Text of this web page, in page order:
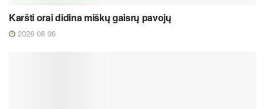
Karšti orai didina miškų gaisrų pavojų
2026 08 06